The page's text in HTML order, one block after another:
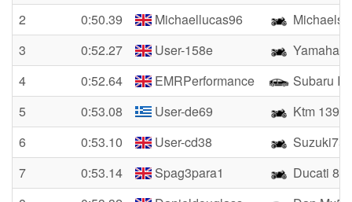
2
0:50.39 Michaellucas96
3
0:52.27 User-158e
Yamaha
4
0:52.64 EMRPerformance
Subaru
5
0:53.08 User-de69
Ktm 1390
6
0:53.10 User-cd38
Suzuki750
7
0:53.14 Spag3para1
Ducati